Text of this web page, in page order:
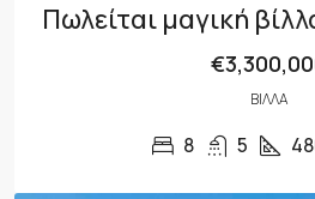
Πωλείται μαγική
ΒΊΛΛΑ
8 5